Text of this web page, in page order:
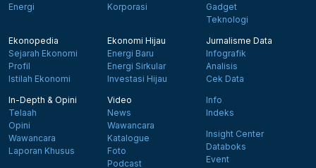
Energi
Korporasi
Gadget
Teknologi
Ekonopedia
Sejarah Ekonomi
Profil
Istilah Ekonomi
Ekonomi Hijau
Energi Baru
Energi Sirkular
Investasi Hijau
Jurnalisme Data
Infografik
Analisis
Cek Data
In-Depth & Opini
Telaah
Opini
Wawancara
Laporan Khusus
Video
News
Wawancara
Katalogue
Foto
Podcast
Info
Indeks
Insight Center
Databoks
Event